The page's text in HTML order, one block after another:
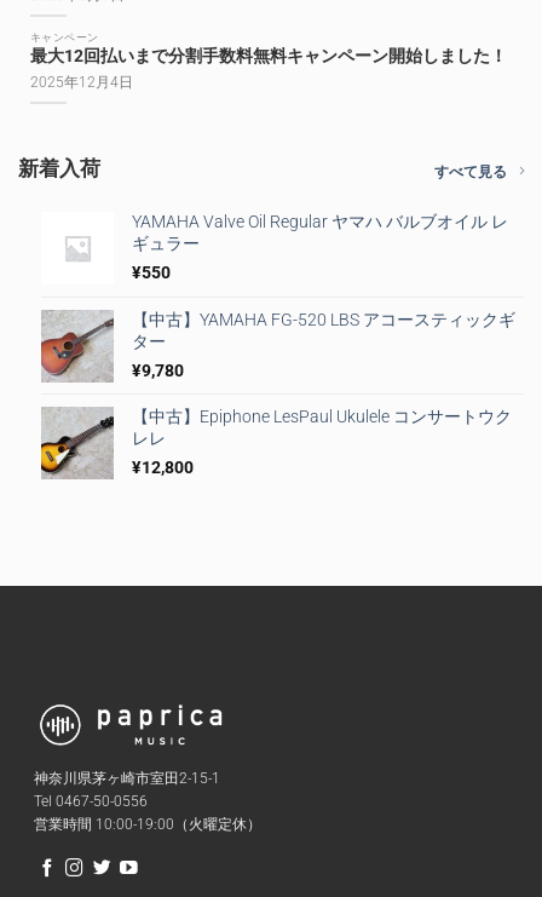
キャンペーン
最大12回払いまで分割手数料無料キャンペーン開始しました！
2025年12月4日
新着入荷 すべて見る
YAMAHA Valve Oil Regular ヤマハ バルブオイル レ
ギュラー
¥550
【中古】YAMAHA FG-520 LBS アコースティックギ
ター
¥9,780
【中古】Epiphone LesPaul Ukulele コンサートウク
レレ
¥12,800
神奈川県茅ヶ崎市室田2-15-1
Tel 0467-50-0556
営業時間 10:00-19:00（火曜定休）